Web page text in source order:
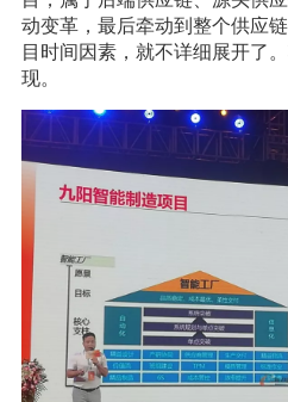
动变革，最后牵动到整个供应
目时间因素，就不详细展开了
现。